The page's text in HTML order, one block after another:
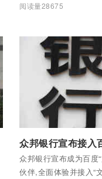
华人民共和国银行业
阅读量28675
众邦银行宣布成为百度
伙伴,全面体验并接入“